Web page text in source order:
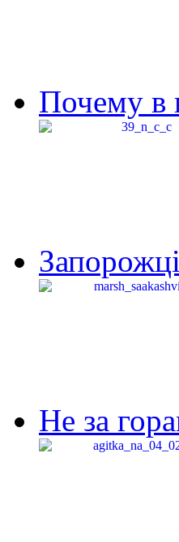
Почему в
Не за